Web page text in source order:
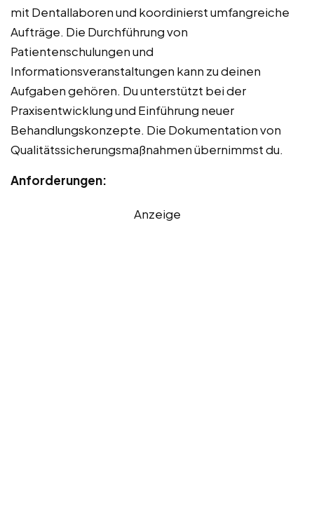
mit Dentallaboren und koordinierst umfangreiche
Aufträge. Die Durchführung von
Patientenschulungen und
Informationsveranstaltungen kann zu deinen
Aufgaben gehören. Du unterstützt bei der
Praxisentwicklung und Einführung neuer
Behandlungskonzepte. Die Dokumentation von
Qualitätssicherungsmaßnahmen übernimmst du.
Anforderungen:
Anzeige